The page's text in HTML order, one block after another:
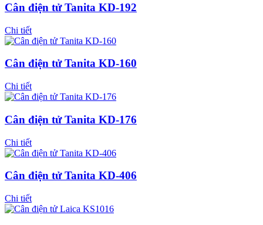
Cân điện tử Tanita KD-192
Chi tiết
Cân điện tử Tanita KD-160
Chi tiết
Cân điện tử Tanita KD-176
Chi tiết
Cân điện tử Tanita KD-406
Chi tiết